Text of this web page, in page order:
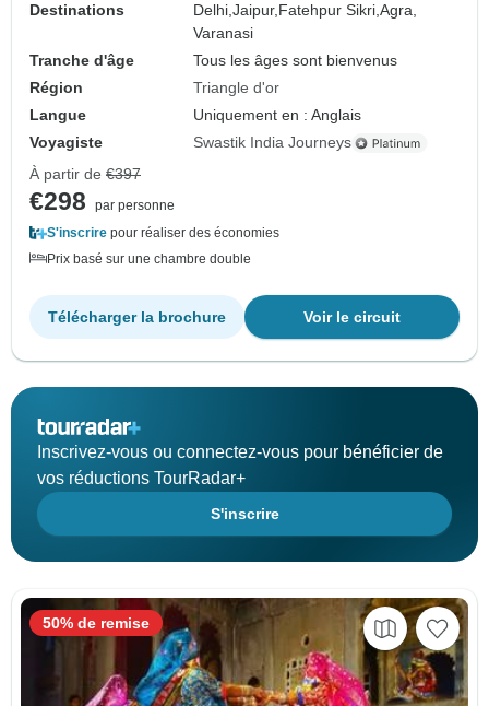
Destinations
Delhi,Jaipur, Fatehpur Sikri,Agra,
Varanasi
Tranche d'âge
Tous les âges sont bienvenus
Région
Triangle d'or
Langue
Uniquement en : Anglais
Voyagiste
Swastik India Journeys
À partir de €397
€298
par personne
S'inscrire pour réaliser des économies
Prix basé sur une chambre double
Voir le circuit
Télécharger la brochure
Inscrivez-vous ou connectez-vous pour bénéficier de
vos réductions TourRadar+
S'inscrire
50% de remise